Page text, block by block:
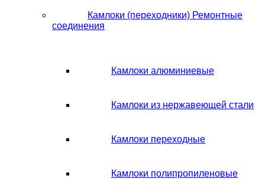
Камлоки (переходники) Ремонтные
соединения
Камлоки алюминиевые
Камлоки из нержавеющей стали
Камлоки переходные
Камлоки полипропиленовые